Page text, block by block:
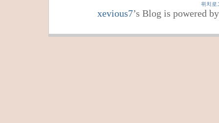
위치로
xevious7’s Blog is powered